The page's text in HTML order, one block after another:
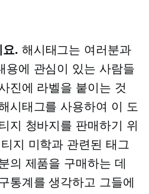
요. 해시태그는 여러분과
용에 관심이 있는 사람들
진에 라벨을 붙이는 것
시태그를 사용하여 이 도
지 청바지를 판매하기 위
지 미학과 관련된 태그
의 제품을 구매하는 데
통계를 생각하고 그들에